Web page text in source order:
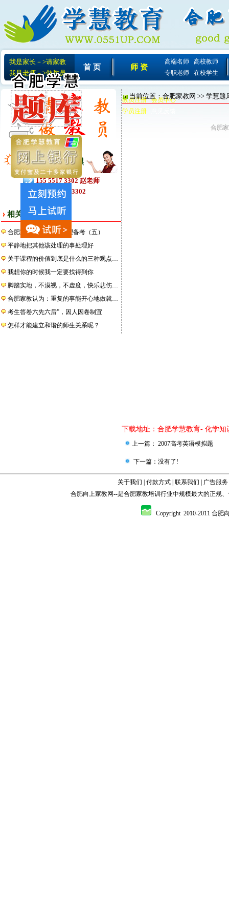
我是家长－>请家教
我是老师－>做教员
首 页 师 资
高端名师
高校教师
专职老师
在校学生
会 员
教员注册
会员中心
学员注册
相关文章
合肥家教编辑--高考地理备考（五）
平静地把其他该处理的事处理好
关于课程的价值到底是什么的三种观点…
我想你的时候我一定要找得到你
脚踏实地，不漠视，不虚度，快乐悲伤…
合肥家教认为：重复的事能开心地做就…
考生答卷六先六后”，因人因卷制宜
怎样才能建立和谐的师生关系呢？
当前位置：合肥家教网 >> 学慧题
合肥
下载地址： 合肥学慧教育- 化学知
上一篇： 2007高考英语模拟题
下一篇：没有了!
关于我们 付款方式 联系我们 广告服务
合肥向上家教网--是合肥家教培训行业中规模最大的正规
Copyright 2010-2011 合肥